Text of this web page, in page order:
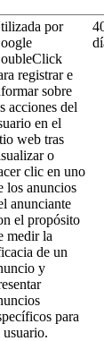
por
registrar e
sobre
acciones del
en el
web tras
o
clic en uno
los anuncios
anunciante
el propósito
medir la
de un
y
para
usuario.